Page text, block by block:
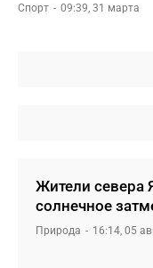
Спорт 09:39, 31 марта
Жители севера
солнечное
Природа 16:14, 05